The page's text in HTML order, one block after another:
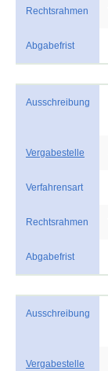
Rechtsrahmen
Abgabefrist
Ausschreibung
Vergabestelle
Verfahrensart
Rechtsrahmen
Abgabefrist
Ausschreibung
Vergabestelle